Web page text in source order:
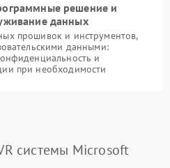
решение и
данных
прошивок и инструментов,
данными:
и
при необходимости
системы Microsoft